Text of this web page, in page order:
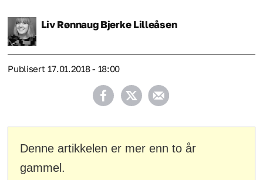
Liv Rønnaug Bjerke Lilleåsen
Publisert 17.01.2018 - 18:00
Denne artikkelen er mer enn to år
gammel.